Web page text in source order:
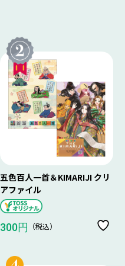
五色百人一首＆KIMARIJI クリ
アファイル
300円 （税込）